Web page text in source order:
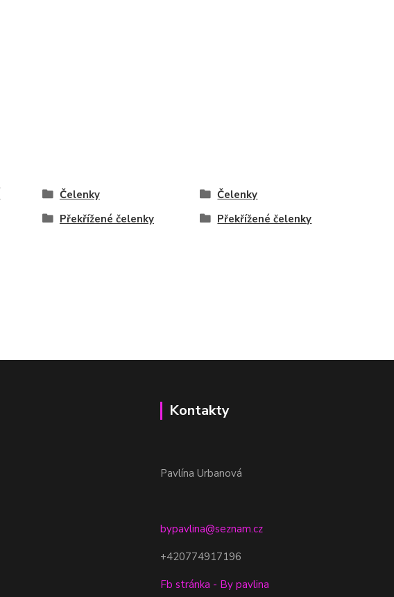
Čelenky
Čelenky
Překřížené čelenky Překřížené čelenky
Kontakty
Pavlína Urbanová
bypavlina@seznam.cz
+420774917196
Fb stránka - By pavlina